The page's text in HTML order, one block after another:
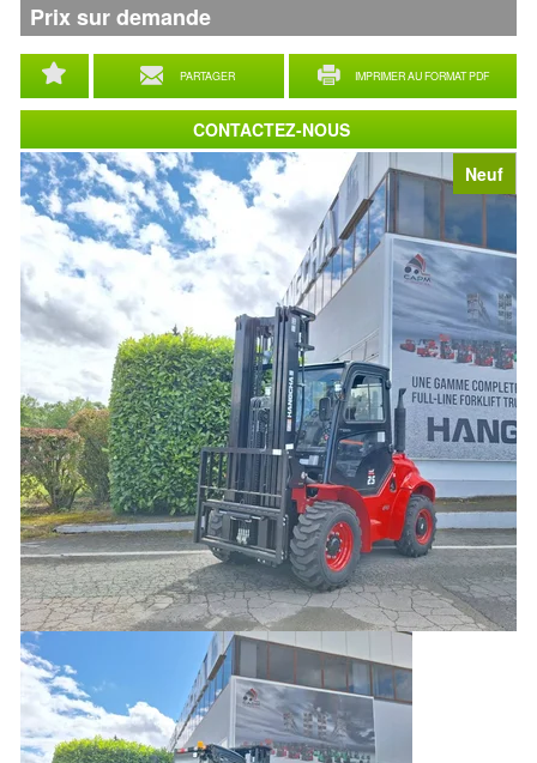
Neuf
PARTAGER IMPRIMER AU FORMAT PDF
Prix sur demande
CONTACTEZ-NOUS